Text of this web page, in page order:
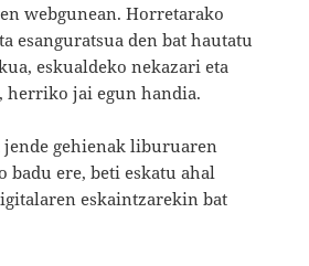
webgunean. Horretarako
esanguratsua den bat hautatu
eskualdeko nekazari eta
herriko jai egun handia.
jende gehienak liburuaren
badu ere, beti eskatu ahal
eskaintzarekin bat